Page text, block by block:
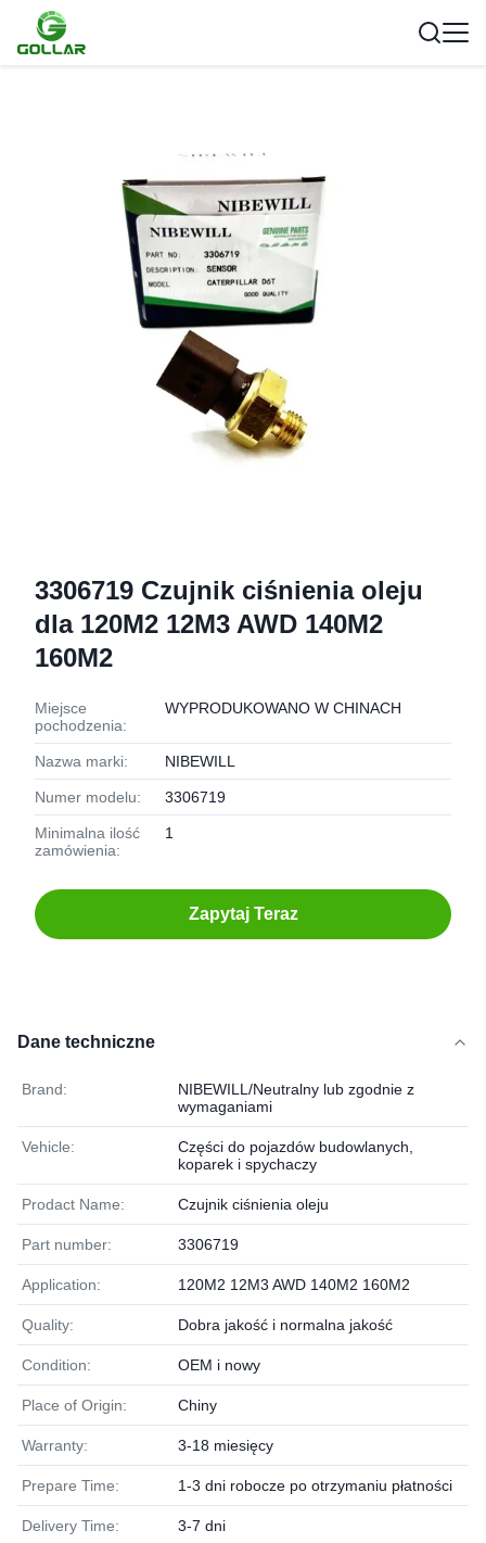
3306719 Czujnik ciśnienia oleju
dla 120M2 12M3 AWD 140M2
160M2
Miejsce
pochodzenia:
WYPRODUKOWANO W CHINACH
Nazwa marki: NIBEWILL
Numer modelu: 3306719
Minimalna ilość
zamówienia:
1
Zapytaj Teraz
Dane techniczne
Brand:
NIBEWILL/Neutralny lub zgodnie z
wymaganiami
Vehicle:
Części do pojazdów budowlanych,
koparek i spychaczy
Prodact Name: Czujnik ciśnienia oleju
Part number: 3306719
Application: 120M2 12M3 AWD 140M2 160M2
Quality: Dobra jakość i normalna jakość
Condition: OEM i nowy
Place of Origin: Chiny
Warranty: 3-18 miesięcy
Prepare Time: 1-3 dni robocze po otrzymaniu płatności
Delivery Time: 3-7 dni